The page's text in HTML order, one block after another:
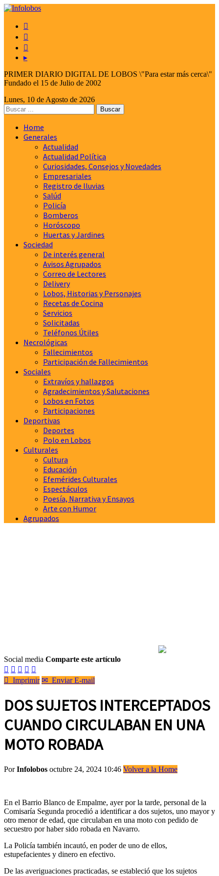



▸
PRIMER DIARIO DIGITAL DE LOBOS \"Para estar más cerca\"
Fundado el 15 de Julio de 2002
Lunes, 10 de Agosto de 2026
Home
Generales
Actualidad
Actualidad Política
Curiosidades, Consejos y Novedades
Empresariales
Registro de lluvias
Salúd
Policía
Bomberos
Horóscopo
Huertas y Jardines
Sociedad
De interés general
Avisos Agrupados
Correo de Lectores
Delivery
Lobos, Historias y Personajes
Recetas de Cocina
Servicios
Solicitadas
Teléfonos Útiles
Necrológicas
Fallecimientos
Participación de Fallecimientos
Sociales
Extravíos y hallazgos
Agradecimientos y Salutaciones
Lobos en Fotos
Participaciones
Deportivas
Deportes
Polo en Lobos
Culturales
Cultura
Educación
Efemérides Culturales
Espectáculos
Poesía, Narrativa y Ensayos
Arte con Humor
Agrupados
Social media Comparte este artículo
    
 Imprimir ✉ Enviar E-mail
DOS SUJETOS INTERCEPTADOS
CUANDO CIRCULABAN EN UNA
MOTO ROBADA
PorInfolobos octubre 24, 2024 10:46 Volver a la Home
En el Barrio Blanco de Empalme, ayer por la tarde, personal de la
Comisaría Segunda procedió a identificar a dos sujetos, uno mayor y
otro menor de edad, que circulaban en una moto con pedido de
secuestro por haber sido robada en Navarro.
La Policía también incautó, en poder de uno de ellos,
estupefacientes y dinero en efectivo.
De las averiguaciones practicadas, se estableció que los sujetos